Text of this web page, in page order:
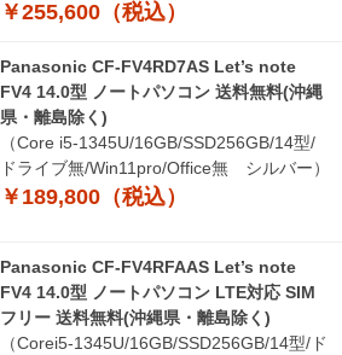
￥255,600（税込）
Panasonic CF-FV4RD7AS Let’s note
FV4 14.0型 ノートパソコン 送料無料(沖縄
県・離島除く)
（Core i5-1345U/16GB/SSD256GB/14型/
ドライブ無/Win11pro/Office無 シルバー）
￥189,800（税込）
Panasonic CF-FV4RFAAS Let’s note
FV4 14.0型 ノートパソコン LTE対応 SIM
フリー 送料無料(沖縄県・離島除く)
（Corei5-1345U/16GB/SSD256GB/14型/ド